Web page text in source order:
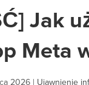
Jak
Meta
2026 | Ujawnienie